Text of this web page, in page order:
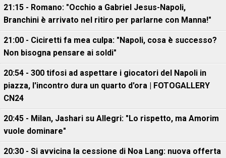
21:15 - Romano: "Occhio a Gabriel Jesus-Napoli,
Branchini è arrivato nel ritiro per parlarne con Manna!"
21:00 - Ciciretti fa mea culpa: "Napoli, cosa è successo?
Non bisogna pensare ai soldi"
20:54 - 300 tifosi ad aspettare i giocatori del Napoli in
piazza, l'incontro dura un quarto d'ora | FOTOGALLERY
CN24
20:45 - Milan, Jashari su Allegri: "Lo rispetto, ma Amorim
vuole dominare"
20:30 - Si avvicina la cessione di Noa Lang: nuova offerta